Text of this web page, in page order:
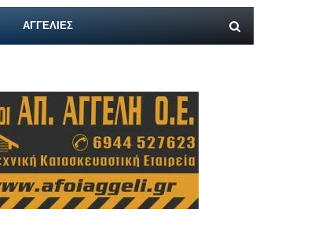
ΑΓΓΕΛΊΕΣ